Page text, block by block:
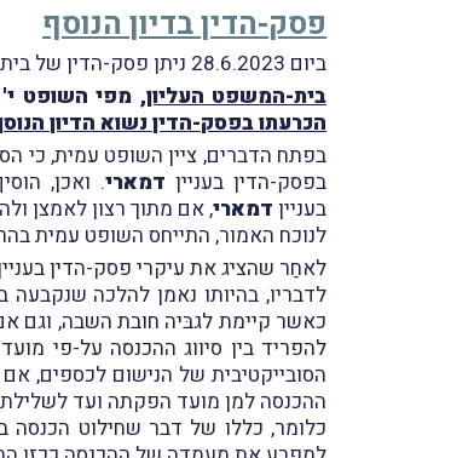
פסק-הדין בדיון הנוסף
ביום 28.6.2023 ניתן פסק-הדין של בית-המשפט העליון בדיון הנוסף.
בית-המשפט העליון, מפי השופט
הכרעתו בפסק-הדין נשוא הדיון
בפתח הדברים, ציין השופט עמית, כי
בפסק-הדין בעניין דמארי. ואכן,
בעניין דמארי, אם מתוך רצון לאמצן
לנוכח האמור, התייחס השופט עמית
לאחַר שהציג את עיקרי פסק-הדין
לדבריו, בהיותו נאמן להלכה שנקבעה
כאשר קיימת לגבּיה חובת השבה, וגם
להפריד בין סיווג ההכנסה על-פי
הסובייקטיבית של הנישום לכספים,
ההכנסה למן מועד הפקתה ועד
כלומר, כללו של דבר שחילוט הכנסה